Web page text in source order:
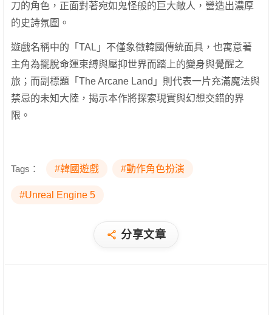
刀的角色，正面對著宛如鬼怪般的巨大敵人，營造出濃厚
的史詩氛圍。
遊戲名稱中的「TAL」不僅象徵韓國傳統面具，也寓意著
主角為擺脫命運束縛與壓抑世界而踏上的變身與覺醒之
旅；而副標題「The Arcane Land」則代表一片充滿魔法與
禁忌的未知大陸，揭示本作將探索現實與幻想交錯的界
限。
Tags： #韓國遊戲 #動作角色扮演
#Unreal Engine 5
分享文章